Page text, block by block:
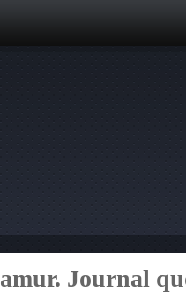
Journal